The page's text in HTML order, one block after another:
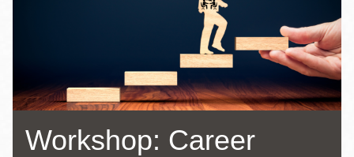
navegación
Workshop: Career